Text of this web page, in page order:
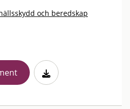
och beredskap